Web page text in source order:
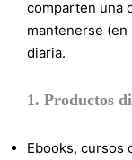
comparten una
mantenerse
diaria.
1. Productos
Ebooks, cursos